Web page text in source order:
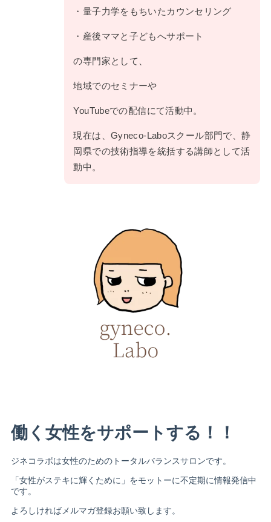
・量子力学をもちいたカウンセリング
・産後ママと子どもへサポート
の専門家として、
地域でのセミナーや
YouTubeでの配信にて活動中。
現在は、Gyneco-Laboスクール部門で、静
岡県での技術指導を統括する講師として活
動中。